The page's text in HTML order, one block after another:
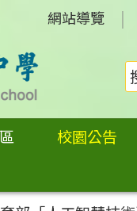
網站導覽
校園公告